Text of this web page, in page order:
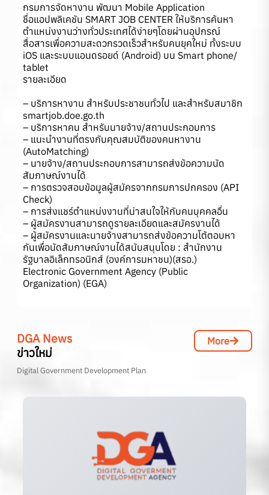
กรมการจัดหางาน พัฒนา Mobile Application
ชื่อแอปพลิเคชัน SMART JOB CENTER ให้บริการค้นหา
ตำแหน่งงานว่างทั่วประเทศได้ง่ายๆโดยผ่านอุปกรณ์
สื่อสารเพื่อความสะดวกรวดเร็วสำหรับคนยุคใหม่ ทั้งระบบ
iOS และระบบแอนดรอยด์ (Android) บน Smart phone/
tablet
รายละเอียด
– บริการหางาน สำหรับประชาชนทั่วไป และสำหรับสมาชิก
smartjob.doe.go.th
– บริการหาคน สำหรับนายจ้าง/สถานประกอบการ
– แนะนำงานที่ตรงกับคุณสมบัติของคนหางาน
(AutoMatching)
– นายจ้าง/สถานประกอบการสามารถส่งข้อความนัด
สัมภาษณ์งานได้
– การตรวจสอบข้อมูลผู้สมัครจากกรมการปกครอง (API
Check)
– การส่งแชร์ตำแหน่งงานที่น่าสนใจให้กับคนบุคคลอื่น
– ผู้สมัครงานสามารถดูรายละเอียดและสมัครงานได้
– ผู้สมัครงานและนายจ้างสามารถส่งข้อความโต้ตอบหา
กันเพื่อนัดสัมภาษณ์งานได้สนับสนุนโดย : สำนักงาน
รัฐบาลอิเล็กทรอนิกส์ (องค์การมหาชน)(สรอ.)
Electronic Government Agency (Public
Organization) (EGA)
DGA News
ข่าวใหม่
More
Digital Government Development Plan